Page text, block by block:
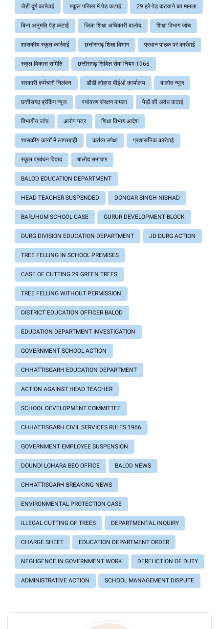
जेडी दुर्ग कार्रवाई स्कूल परिसर में पेड़ कटाई 29 हरे पेड़ कटवाने का मामला
बिना अनुमति पेड़ कटाई जिला शिक्षा अधिकारी बालोद शिक्षा विभाग जांच
शासकीय स्कूल कार्रवाई छत्तीसगढ़ शिक्षा विभाग प्रधान पाठक पर कार्रवाई
स्कूल विकास समिति छत्तीसगढ़ सिविल सेवा नियम 1966
सरकारी कर्मचारी निलंबन डौंडी लोहारा बीईओ कार्यालय बालोद न्यूज
छत्तीसगढ़ ब्रेकिंग न्यूज पर्यावरण संरक्षण मामला पेड़ों की अवैध कटाई
विभागीय जांच आरोप पत्र शिक्षा विभाग आदेश
शासकीय कार्यों में लापरवाही कर्तव्य उपेक्षा प्रशासनिक कार्रवाई
स्कूल प्रबंधन विवाद बालोद समाचार
BALOD EDUCATION DEPARTMENT
HEAD TEACHER SUSPENDED DONGAR SINGH NISHAD
BARJHUM SCHOOL CASE GURUR DEVELOPMENT BLOCK
DURG DIVISION EDUCATION DEPARTMENT JD DURG ACTION
TREE FELLING IN SCHOOL PREMISES
CASE OF CUTTING 29 GREEN TREES
TREE FELLING WITHOUT PERMISSION
DISTRICT EDUCATION OFFICER BALOD
EDUCATION DEPARTMENT INVESTIGATION
GOVERNMENT SCHOOL ACTION
CHHATTISGARH EDUCATION DEPARTMENT
ACTION AGAINST HEAD TEACHER
SCHOOL DEVELOPMENT COMMITTEE
CHHATTISGARH CIVIL SERVICES RULES 1966
GOVERNMENT EMPLOYEE SUSPENSION
DOUNDI LOHARA BEO OFFICE BALOD NEWS
CHHATTISGARH BREAKING NEWS
ENVIRONMENTAL PROTECTION CASE
ILLEGAL CUTTING OF TREES DEPARTMENTAL INQUIRY
CHARGE SHEET EDUCATION DEPARTMENT ORDER
NEGLIGENCE IN GOVERNMENT WORK DERELICTION OF DUTY
ADMINISTRATIVE ACTION SCHOOL MANAGEMENT DISPUTE